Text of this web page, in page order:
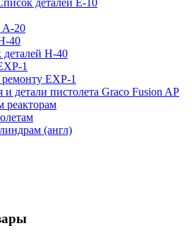
А-20
40
Н-40
1
ЕХР-1
детали пистолета Graco Fusion AP
реакторам
(англ)